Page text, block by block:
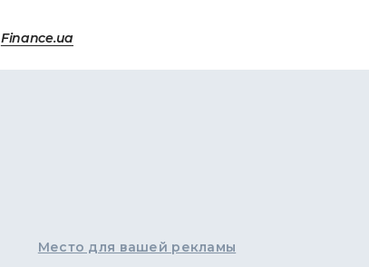
Finance.ua
Место для вашей рекламы